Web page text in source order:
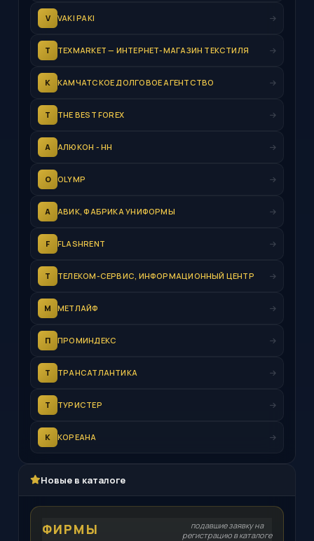
V VAKI PAKI
T TEXMARKET — ИНТЕРНЕТ-МАГАЗИН ТЕКСТИЛЯ
К КАМЧАТСКОЕ ДОЛГОВОЕ АГЕНТСТВО
T THE BEST FOREX
А АЛЮКОН - НН
O OLYMP
А АВИК, ФАБРИКА УНИФОРМЫ
F FLASHRENT
Т ТЕЛЕКОМ-СЕРВИС, ИНФОРМАЦИОННЫЙ ЦЕНТР
М МЕТЛАЙФ
П ПРОМИНДЕКС
Т ТРАНСАТЛАНТИКА
Т ТУРИСТЕР
К КОРЕАНА
Новые в каталоге
ФИРМЫ
подавшие заявку на
регистрацию в каталоге